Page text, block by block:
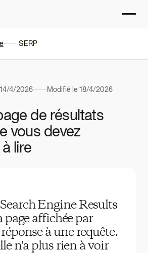
SERP
14/4/2026 Modifié le18/4/2026
de résultats
vous devez
lire
Engine Results
page affichée par
à une requête.
n'a plus rien à voir